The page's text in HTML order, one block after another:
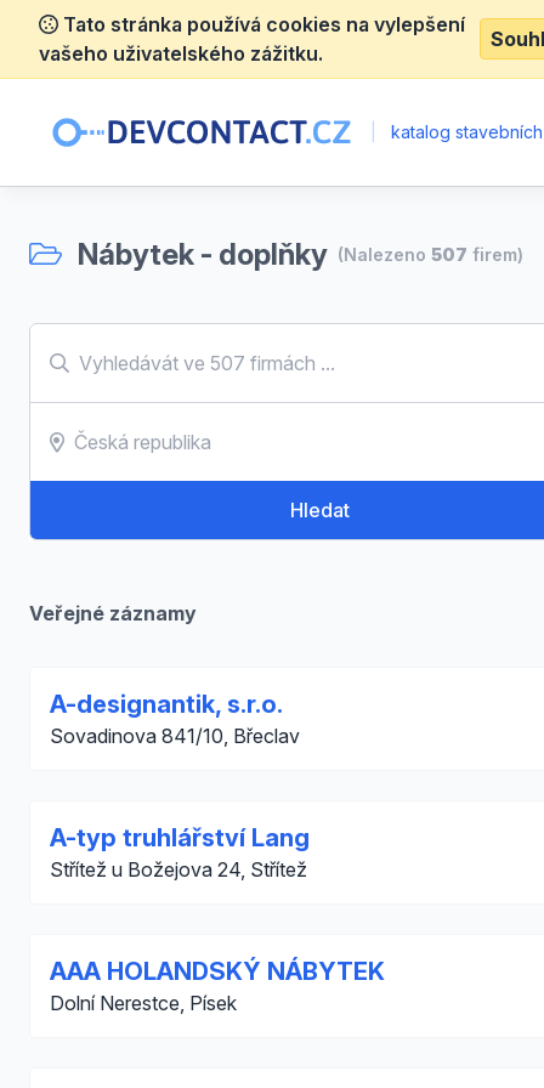
Tato stránka používá cookies na vylepšení
vašeho uživatelského zážitku.
katalog
Nábytek - doplňky (Nalezeno 507 firem)
Hledat
Veřejné záznamy
A-designantik, s.r.o.
Sovadinova 841/10, Břeclav
A-typ truhlářství Lang
Střítež u Božejova 24, Střítež
AAA HOLANDSKÝ NÁBYTEK
Dolní Nerestce, Písek